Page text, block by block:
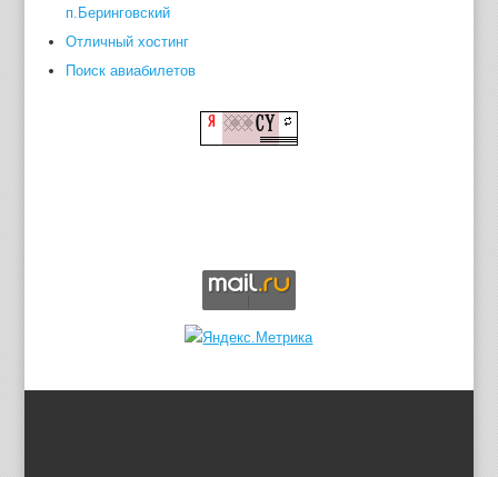
п.Беринговский
Отличный хостинг
Поиск авиабилетов